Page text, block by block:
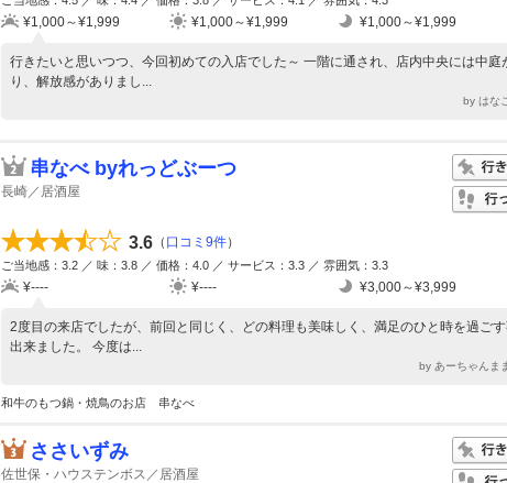
¥1,000～¥1,999 ¥1,000～¥1,999 ¥1,000～¥1,999
行きたいと思いつつ、今回初めての入店でした～ 一階に通され、店内中央には中庭
り、解放感がありまし...
by はな
串なべ byれっどぶーつ
長崎／居酒屋
3.6 （ 口コミ9件）
ご当地感：3.2 ／ 味：3.8 ／ 価格：4.0 ／ サービス：3.3 ／ 雰囲気：3.3
¥---- ¥---- ¥3,000～¥3,999
2度目の来店でしたが、前回と同じく、どの料理も美味しく、満足のひと時を過ご
出来ました。 今度は...
by あーちゃんま
和牛のもつ鍋・焼鳥のお店 串なべ
ささいずみ
佐世保・ハウステンボス／居酒屋